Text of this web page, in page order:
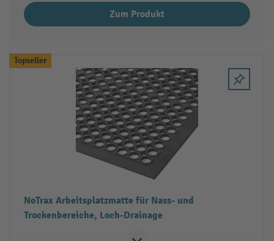
Zum Produkt
Topseller
NoTrax Arbeitsplatzmatte für Nass- und
Trockenbereiche, Loch-Drainage